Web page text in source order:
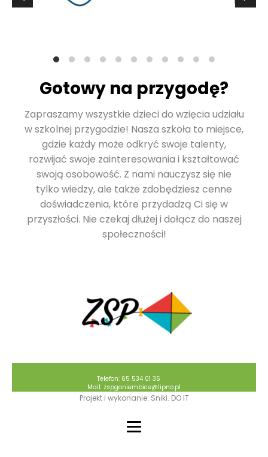
Gotowy na przygodę?
Zapraszamy wszystkie dzieci do wzięcia udziału
w szkolnej przygodzie! Nasza szkoła to miejsce,
gdzie każdy może odkryć swoje talenty,
rozwijać swoje zainteresowania i kształtować
swoją osobowość. Z nami nauczysz się nie
tylko wiedzy, ale także zdobędziesz cenne
doświadczenia, które przydadzą Ci się w
przyszłości. Nie czekaj dłużej i dołącz do naszej
społeczności!
Telefon: 65 534 01 35
Mail: zspgoniembice@lipno.pl
Projekt i wykonanie: Sniki. DO IT